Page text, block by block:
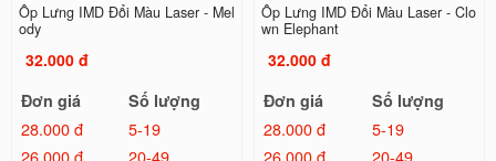
Ốp Lưng IMD Đổi Màu Laser - Mel
ody
32.000 đ
Đơn giá
Số lượng
28.000 đ
5-19
Ốp Lưng IMD Đổi Màu Laser - Clo
wn Elephant
32.000 đ
Đơn giá
Số lượng
28.000 đ
5-19